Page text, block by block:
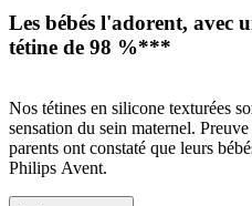
Les bébés l'adorent, avec
tétine de 98 %***
Nos tétines en silicone texturées
sensation du sein maternel.
parents ont constaté que leurs
Philips Avent.